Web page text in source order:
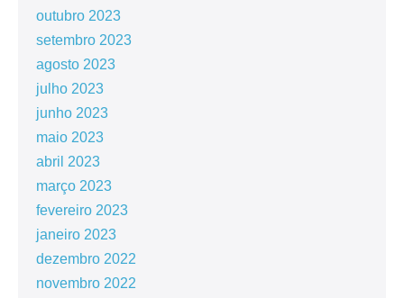
outubro 2023
setembro 2023
agosto 2023
julho 2023
junho 2023
maio 2023
abril 2023
março 2023
fevereiro 2023
janeiro 2023
dezembro 2022
novembro 2022